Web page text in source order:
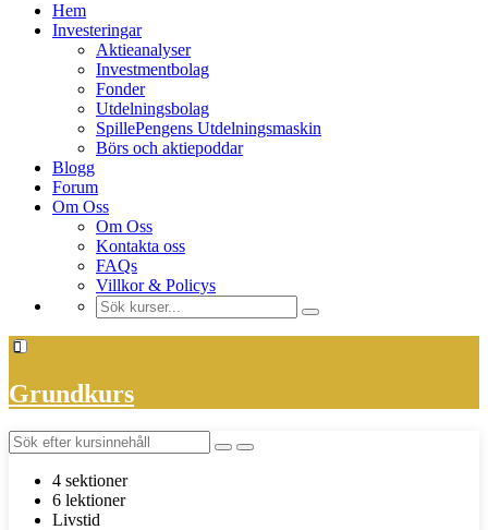
Hem
Investeringar
Aktieanalyser
Investmentbolag
Fonder
Utdelningsbolag
SpillePengens Utdelningsmaskin
Börs och aktiepoddar
Blogg
Forum
Om Oss
Om Oss
Kontakta oss
FAQs
Villkor & Policys
Grundkurs
4 sektioner
6 lektioner
Livstid